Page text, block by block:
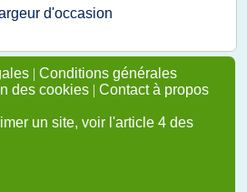
d'occasion
| Conditions générales
des cookies | Contact à propos
un site, voir l'article 4 des